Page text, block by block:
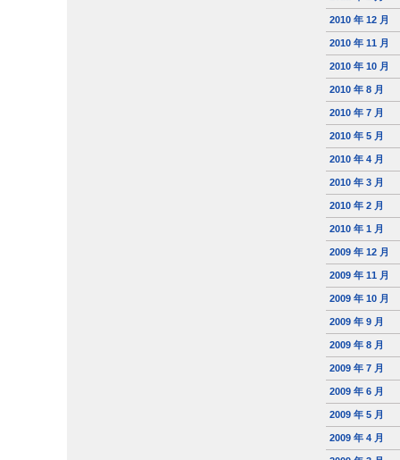
2010 年 12 月
2010 年 11 月
2010 年 10 月
2010 年 8 月
2010 年 7 月
2010 年 5 月
2010 年 4 月
2010 年 3 月
2010 年 2 月
2010 年 1 月
2009 年 12 月
2009 年 11 月
2009 年 10 月
2009 年 9 月
2009 年 8 月
2009 年 7 月
2009 年 6 月
2009 年 5 月
2009 年 4 月